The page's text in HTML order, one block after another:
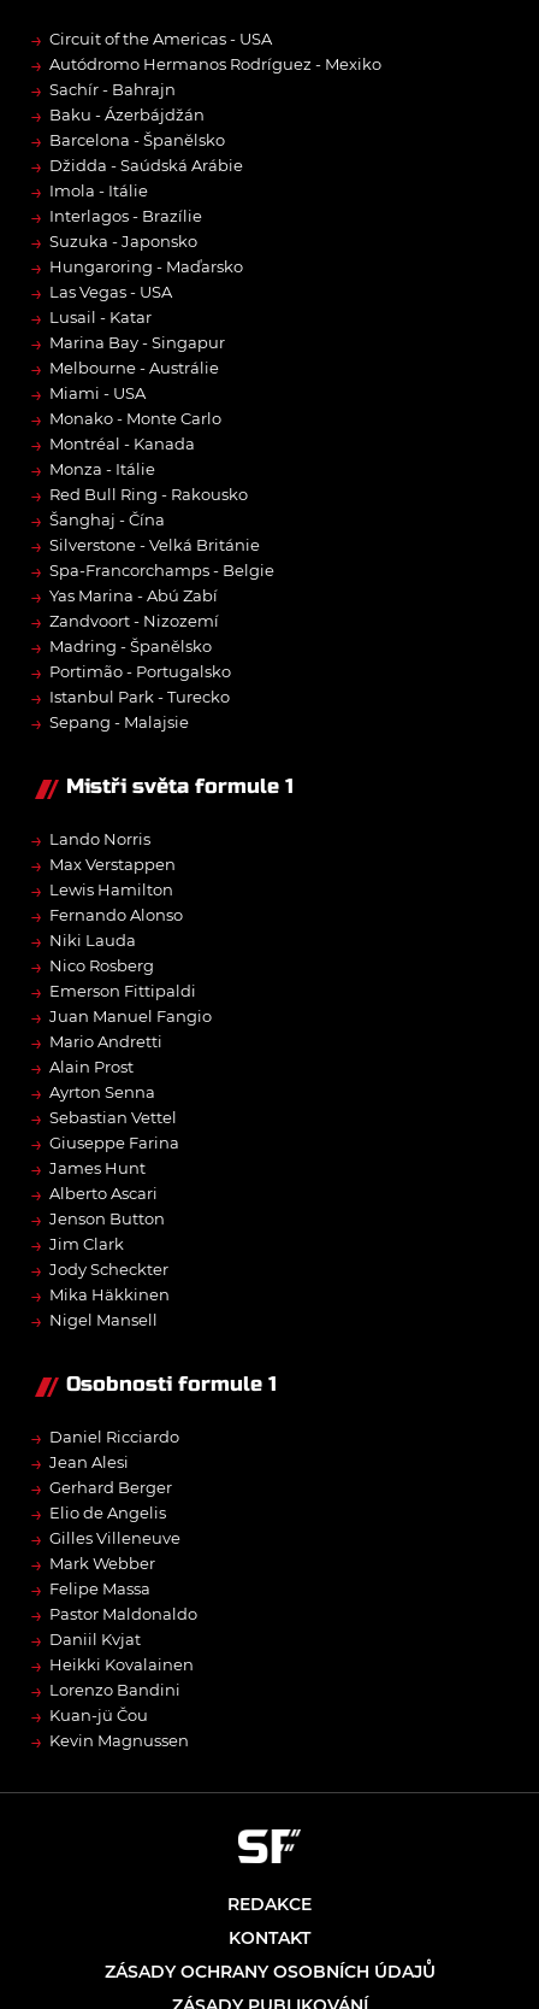
→ Circuit of the Americas - USA
→ Autódromo Hermanos Rodríguez - Mexiko
→ Sachír - Bahrajn
→ Baku - Ázerbájdžán
→ Barcelona - Španělsko
→ Džidda - Saúdská Arábie
→ Imola - Itálie
→ Interlagos - Brazílie
→ Suzuka - Japonsko
→ Hungaroring - Maďarsko
→ Las Vegas - USA
→ Lusail - Katar
→ Marina Bay - Singapur
→ Melbourne - Austrálie
→ Miami - USA
→ Monako - Monte Carlo
→ Montréal - Kanada
→ Monza - Itálie
→ Red Bull Ring - Rakousko
→ Šanghaj - Čína
→ Silverstone - Velká Británie
→ Spa-Francorchamps - Belgie
→ Yas Marina - Abú Zabí
→ Zandvoort - Nizozemí
→ Madring - Španělsko
→ Portimão - Portugalsko
→ Istanbul Park - Turecko
→ Sepang - Malajsie
Mistři světa formule 1
→ Lando Norris
→ Max Verstappen
→ Lewis Hamilton
→ Fernando Alonso
→ Niki Lauda
→ Nico Rosberg
→ Emerson Fittipaldi
→ Juan Manuel Fangio
→ Mario Andretti
→ Alain Prost
→ Ayrton Senna
→ Sebastian Vettel
→ Giuseppe Farina
→ James Hunt
→ Alberto Ascari
→ Jenson Button
→ Jim Clark
→ Jody Scheckter
→ Mika Häkkinen
→ Nigel Mansell
Osobnosti formule 1
→ Daniel Ricciardo
→ Jean Alesi
→ Gerhard Berger
→ Elio de Angelis
→ Gilles Villeneuve
→ Mark Webber
→ Felipe Massa
→ Pastor Maldonaldo
→ Daniil Kvjat
→ Heikki Kovalainen
→ Lorenzo Bandini
→ Kuan-jü Čou
→ Kevin Magnussen
REDAKCE
KONTAKT
ZÁSADY OCHRANY OSOBNÍCH ÚDAJŮ